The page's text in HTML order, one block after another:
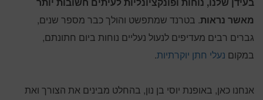
מאשר נראות. בטרנד שמתפשט והולך כבר מספר שנים,
גברים רבים מעדיפים לנעול נעליים נוחות ביום חתונתם,
במקום נעלי חתן יוקרתיות.
אנחנו כאן, באופנת יוסי בן נון, בהחלט מבינים את הצורך ואת